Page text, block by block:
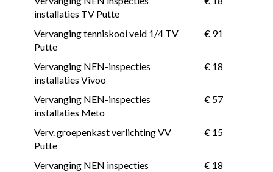
installaties TV Putte
Vervanging tenniskooi veld 1/4 TV
Putte
€ 91
Vervanging NEN-inspecties
installaties Vivoo
€ 18
Vervanging NEN-inspecties
installaties Meto
€ 57
Verv. groepenkast verlichting VV
Putte
€ 15
Vervanging NEN inspecties
€ 18